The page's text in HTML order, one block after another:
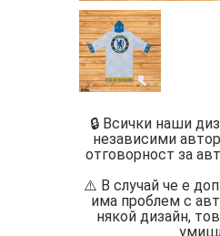
🔒 Всички наши
независими
отговорност за
⚠️ В случай че е
има проблем с
някой дизайн,